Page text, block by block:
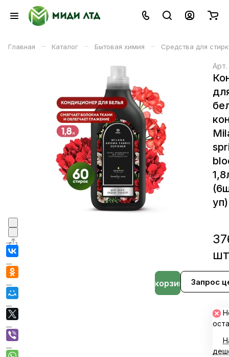
Главная – Каталог – Бытовая химия – Средства для
Арт.
уп)
шт
Запрос
В корзине